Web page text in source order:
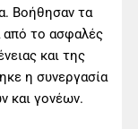
Βοήθησαν τα
από το ασφαλές
και της
η συνεργασία
και γονέων.